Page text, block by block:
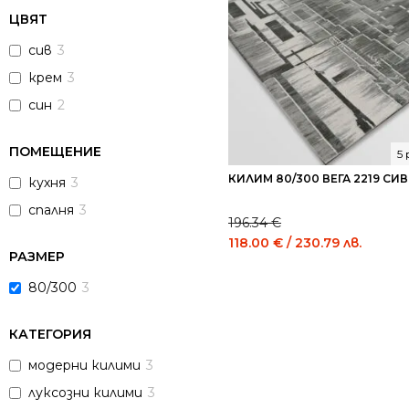
ЦВЯТ
сив 3
крем 3
син 2
ПОМЕЩЕНИЕ
кухня 3
спалня 3
РАЗМЕР
80/300 3
КАТЕГОРИЯ
модерни килими 3
луксозни килими 3
КИЛИМ 80/300 ВЕГА 2219 СИВ
5
196.34€
Original
118.00 € / 230.79 лв.